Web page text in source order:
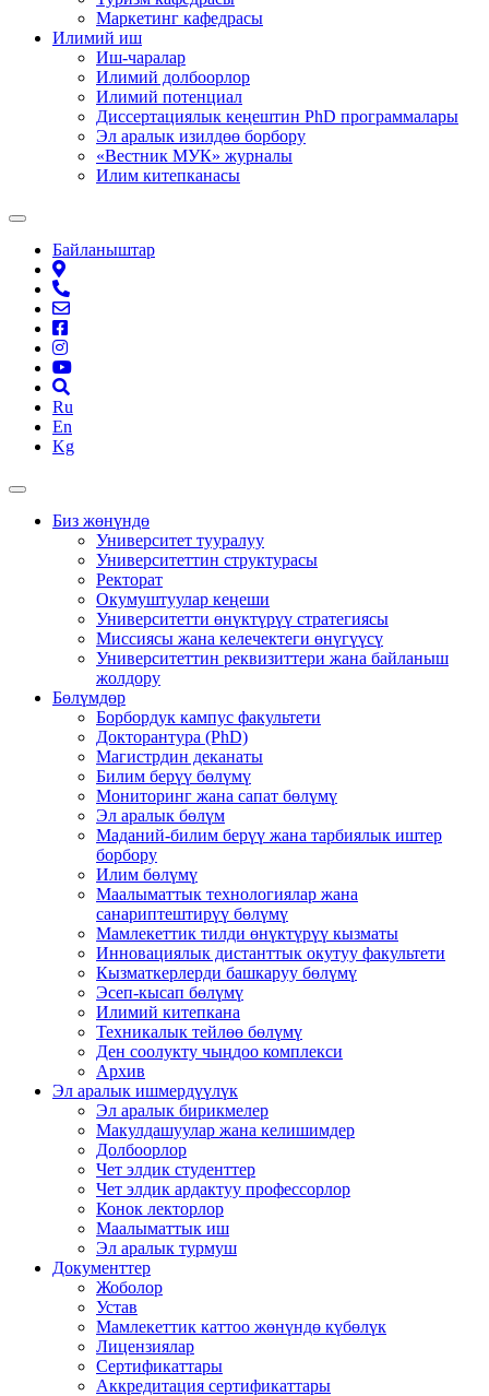
Маркетинг кафедрасы
Илимий иш
Иш-чаралар
Илимий долбоорлор
Илимий потенциал
Диссертациялык кеңештин PhD программалары
Эл аралык изилдөө борбору
«Вестник МУК» журналы
Илим китепканасы
Байланыштар
Ru
En
Kg
Биз жөнүндө
Университет тууралуу
Университеттин структурасы
Ректорат
Окумуштуулар кеңеши
Университетти өнүктүрүү стратегиясы
Миссиясы жана келечектеги өнүгүүсү
Университеттин реквизиттери жана байланыш
жолдору
Бөлүмдөр
Борбордук кампус факультети
Докторантура (PhD)
Магистрдин деканаты
Билим берүү бөлүмү
Мониторинг жана сапат бөлүмү
Эл аралык бөлүм
Маданий-билим берүү жана тарбиялык иштер
борбору
Илим бөлүмү
Маалыматтык технологиялар жана
санариптештирүү бөлүмү
Мамлекеттик тилди өнүктүрүү кызматы
Инновациялык дистанттык окутуу факультети
Кызматкерлерди башкаруу бөлүмү
Эсеп-кысап бөлүмү
Илимий китепкана
Техникалык тейлөө бөлүмү
Ден соолукту чыңдоо комплекси
Архив
Эл аралык ишмердүүлүк
Эл аралык бирикмелер
Макулдашуулар жана келишимдер
Долбоорлор
Чет элдик студенттер
Чет элдик ардактуу профессорлор
Конок лекторлор
Маалыматтык иш
Эл аралык турмуш
Документтер
Жоболор
Устав
Мамлекеттик каттоо жөнүндө күбөлүк
Лицензиялар
Сертификаттары
Аккредитация сертификаттары